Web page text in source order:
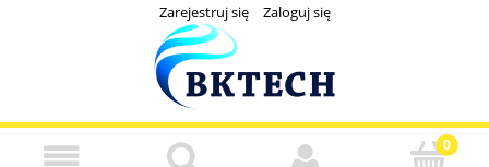
Zarejestruj się Zaloguj się